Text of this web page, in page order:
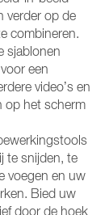
verder op de
combineren.
sjablonen
een
video’s en
op het scherm
te snijden, te
voegen en uw
Bied uw
door de hoek